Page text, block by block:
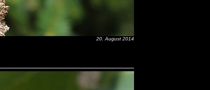
20. August 2014